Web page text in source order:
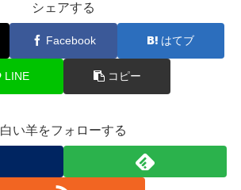
シェアする
Facebook はてブ
LINE コピー
白い羊をフォローする